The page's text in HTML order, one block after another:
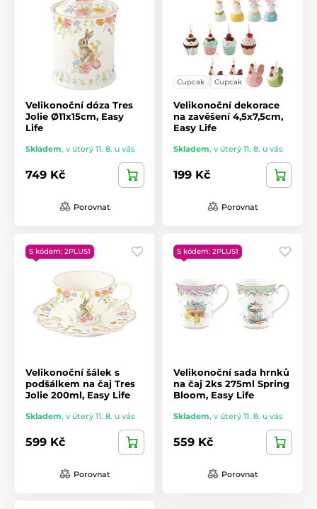
Velikonoční dóza Tres
Jolie Ø11x15cm, Easy
Life
Skladem, v úterý 11. 8. u vás
749 Kč
Porovnat
Cupcak Cupcak
Velikonoční dekorace
na zavěšení 4,5x7,5cm,
Easy Life
Skladem, v úterý 11. 8. u vás
199 Kč
Porovnat
S kódem: 2PLUS1
Velikonoční šálek s
podšálkem na čaj Tres
Jolie 200ml, Easy Life
Skladem, v úterý 11. 8. u vás
599 Kč
Porovnat
S kódem: 2PLUS1
Velikonoční sada hrnků
na čaj 2ks 275ml Spring
Bloom, Easy Life
Skladem, v úterý 11. 8. u vás
559 Kč
Porovnat